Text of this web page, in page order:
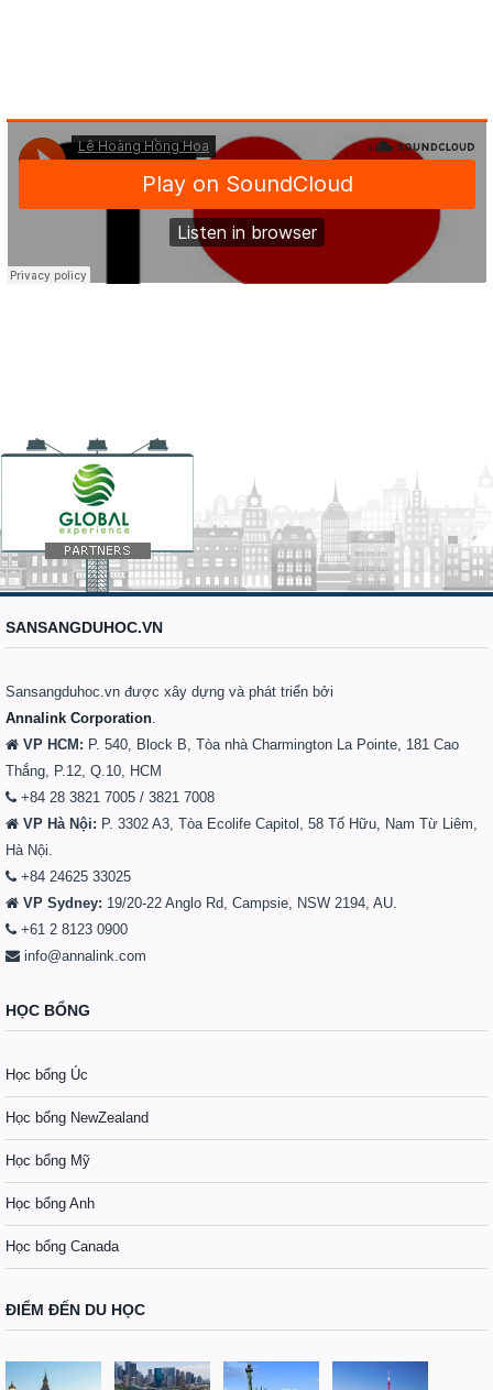
SANSANGDUHOC.VN
Sansangduhoc.vn được xây dựng và phát triển bởi
Annalink Corporation.
VP HCM: P. 540, Block B, Tòa nhà Charmington La Pointe, 181 Cao
Thắng, P.12, Q.10, HCM
+84 28 3821 7005 / 3821 7008
VP Hà Nội: P. 3302 A3, Tòa Ecolife Capitol, 58 Tố Hữu, Nam Từ Liêm,
Hà Nội.
+84 24625 33025
VP Sydney: 19/20-22 Anglo Rd, Campsie, NSW 2194, AU.
+61 2 8123 0900
info@annalink.com
HỌC BỔNG
Học bổng Úc
Học bổng NewZealand
Học bổng Mỹ
Học bổng Anh
Học bổng Canada
ĐIỂM ĐẾN DU HỌC